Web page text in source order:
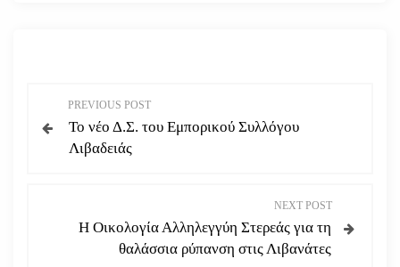
λ
PREVIOUS POST
Το νέο Δ.Σ. του Εμπορικού Συλλόγου
Λιβαδειάς
NEXT POST
Η Οικολογία Αλληλεγγύη Στερεάς για τη
θαλάσσια ρύπανση στις Λιβανάτες